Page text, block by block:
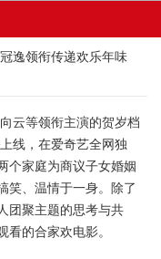
逸领衔传递欢乐年味
等领衔主演的贺岁档
线，在爱奇艺全网独
个家庭为商议子女婚姻
笑、温情于一身。除了
团聚主题的思考与共
的合家欢电影。